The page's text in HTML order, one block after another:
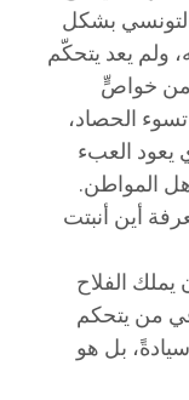
التونسي بشكل
ولم يعد يتحكّم
من خواصٍّ
الحصاد،
يعود العبء
المواطن.
أين أنبتت
يملك الفلاح
من يتحكم
بل هو